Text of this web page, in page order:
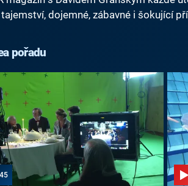
dojemné, zábavné i šokující
pořadu